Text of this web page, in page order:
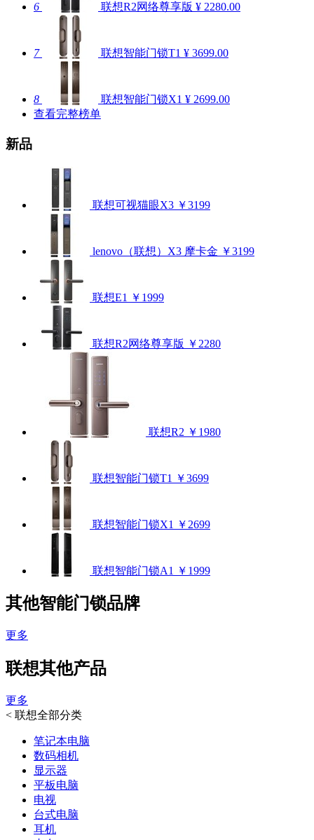
6 联想R2网络尊享版 ¥ 2280.00
7 联想智能门锁T1 ¥ 3699.00
8 联想智能门锁X1 ¥ 2699.00
查看完整榜单
新品
联想可视猫眼X3 ￥3199
lenovo（联想）X3 摩卡金 ￥3199
联想E1 ￥1999
联想R2网络尊享版 ￥2280
联想R2 ￥1980
联想智能门锁T1 ￥3699
联想智能门锁X1 ￥2699
联想智能门锁A1 ￥1999
其他智能门锁品牌
更多
联想其他产品
更多
< 联想全部分类
笔记本电脑
数码相机
显示器
平板电脑
电视
台式电脑
耳机